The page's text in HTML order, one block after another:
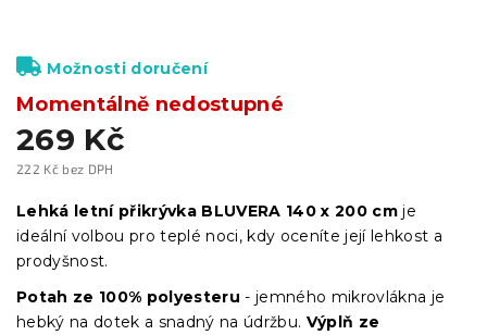
269 Kč
222 Kč bez DPH
cena:
Momentálně nedostupné
Možnosti doručení
Lehká letní přikrývka BLUVERA 140 x 200 cm je
ideální volbou pro teplé noci, kdy oceníte její lehkost a
prodyšnost.
Potah ze 100% polyesteru - jemného mikrovlákna je
hebký na dotek a snadný na údržbu. Výplň ze